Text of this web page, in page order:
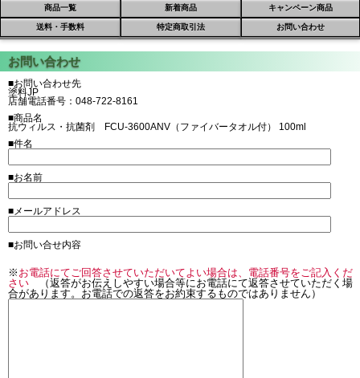
商品一覧 新着商品 キャンペーン商品
送料・手数料 特定商取引法 お問い合わせ
■お問い合わせ先
塗料JP
店舗電話番号：048-722-8161
■商品名
抗ウィルス・抗菌剤 FCU-3600ANV（ファイバータオル付） 100ml
■件名
■お名前
■メールアドレス
■お問い合せ内容
※ お電話にてご回答させていただいてよい場合は、電話番号をご記入くだ
さい （返答がお伝えしやすい場合等にお電話にて返答させていただく場
合があります。お電話での返答をお約束するものではありません）